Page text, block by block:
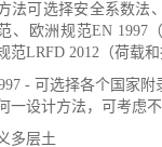
法可选择安全系数法
、欧洲规范EN 1997
范LRFD 2012（荷载
- 可选择各个国家附
一设计方法，可考虑
多层土